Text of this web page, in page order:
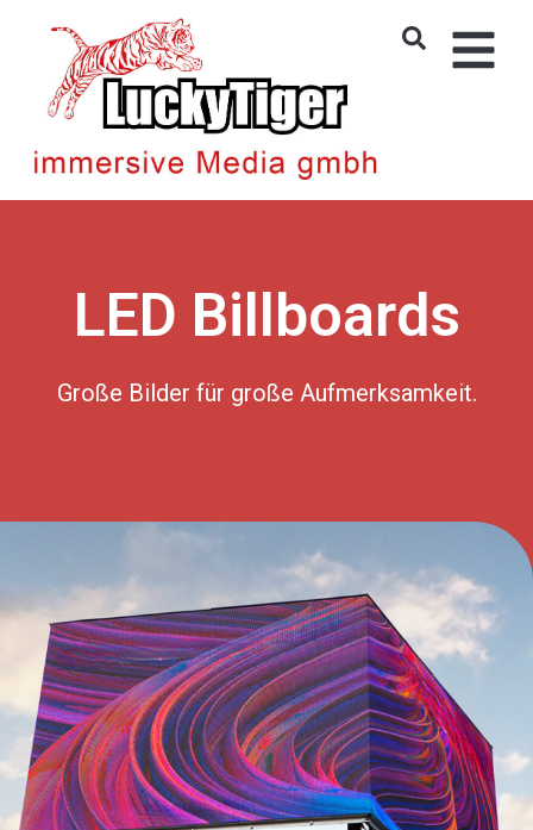
LED Billboards
Große Bilder für große Aufmerksamkeit.